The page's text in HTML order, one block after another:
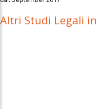
Altri Studi Legali